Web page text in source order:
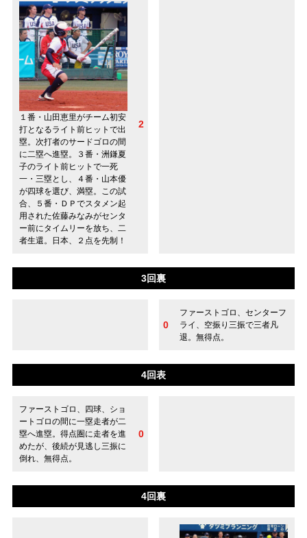
１番・山田恵里がチーム初安
打となるライト前ヒットで出
塁。次打者のサードゴロの間
に二塁へ進塁。３番・洲鎌夏
子のライト前ヒットで一死
一・三塁とし、４番・山本優
が四球を選び、満塁。この試
合、５番・ＤＰでスタメン起
用された佐藤みなみがセンタ
ー前にタイムリーを放ち、二
者生還。日本、２点を先制！
2
3回裏
ファーストゴロ、センターフ
ライ、空振り三振で三者凡
退。無得点。
0
4回表
ファーストゴロ、四球、ショ
ートゴロの間に一塁走者が二
塁へ進塁。得点圏に走者を進
めたが、後続が見逃し三振に
倒れ、無得点。
0
4回裏